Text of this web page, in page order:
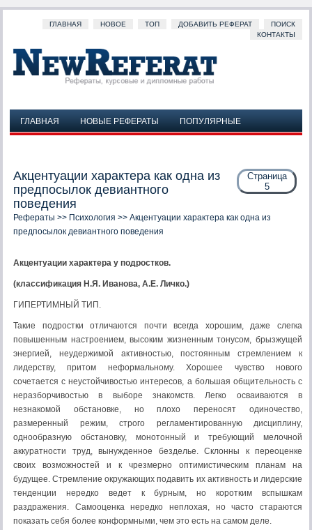
ГЛАВНАЯ НОВОЕ ТОП ДОБАВИТЬ РЕФЕРАТ
ПОИСК
КОНТАКТЫ
ГЛАВНАЯ НОВЫЕ РЕФЕРАТЫ
ПОПУЛЯРНЫЕ
Страница
5
Акцентуации характера как одна из
предпосылок девиантного
поведения
Рефераты >> Психология >> Акцентуации характера как одна из
предпосылок девиантного поведения
Акцентуации характера у подростков.
(классификация Н.Я. Иванова, А.Е. Личко.)
ГИПЕРТИМНЫЙ ТИП.
Такие подростки отличаются почти всегда хорошим, даже слегка
повышенным настроением, высоким жизненным тонусом, брызжущей
энергией, неудержимой активностью, постоянным стремлением к
лидерству, притом неформальному. Хорошее чувство нового
сочетается с неустойчивостью интересов, а большая общительность с
неразборчивостью в выборе знакомств. Легко осваиваются в
незнакомой обстановке, но плохо переносят одиночество,
размеренный режим, строго регламентированную дисциплину,
однообразную обстановку, монотонный и требующий мелочной
аккуратности труд, вынужденное безделье. Склонны к переоценке
своих возможностей и к чрезмерно оптимистическим планам на
будущее. Стремление окружающих подавить их активность и лидерские
тенденции нередко ведет к бурным, но коротким вспышкам
раздражения. Самооценка нередко неплохая, но часто стараются
показать себя более конформными, чем это есть на самом деле.